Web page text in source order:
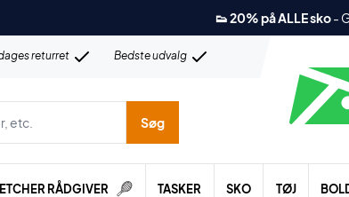
👟 20% på ALLE sko-
returret Bedste udvalg
etc.
Søg
RÅDGIVER TASKER SKO TØJ